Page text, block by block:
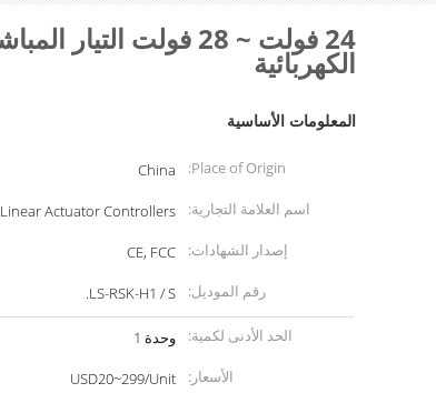
الكهربائية
المعلومات الأساسية
Place of Origin:
China
اسم العلامة التجارية:
Linear Actuator Controllers
إصدار الشهادات:
CE, FCC
رقم الموديل:
LS-RSK-H1 / S.
الحد الأدنى لكمية:
وحدة 1
الأسعار:
USD20~299/Unit